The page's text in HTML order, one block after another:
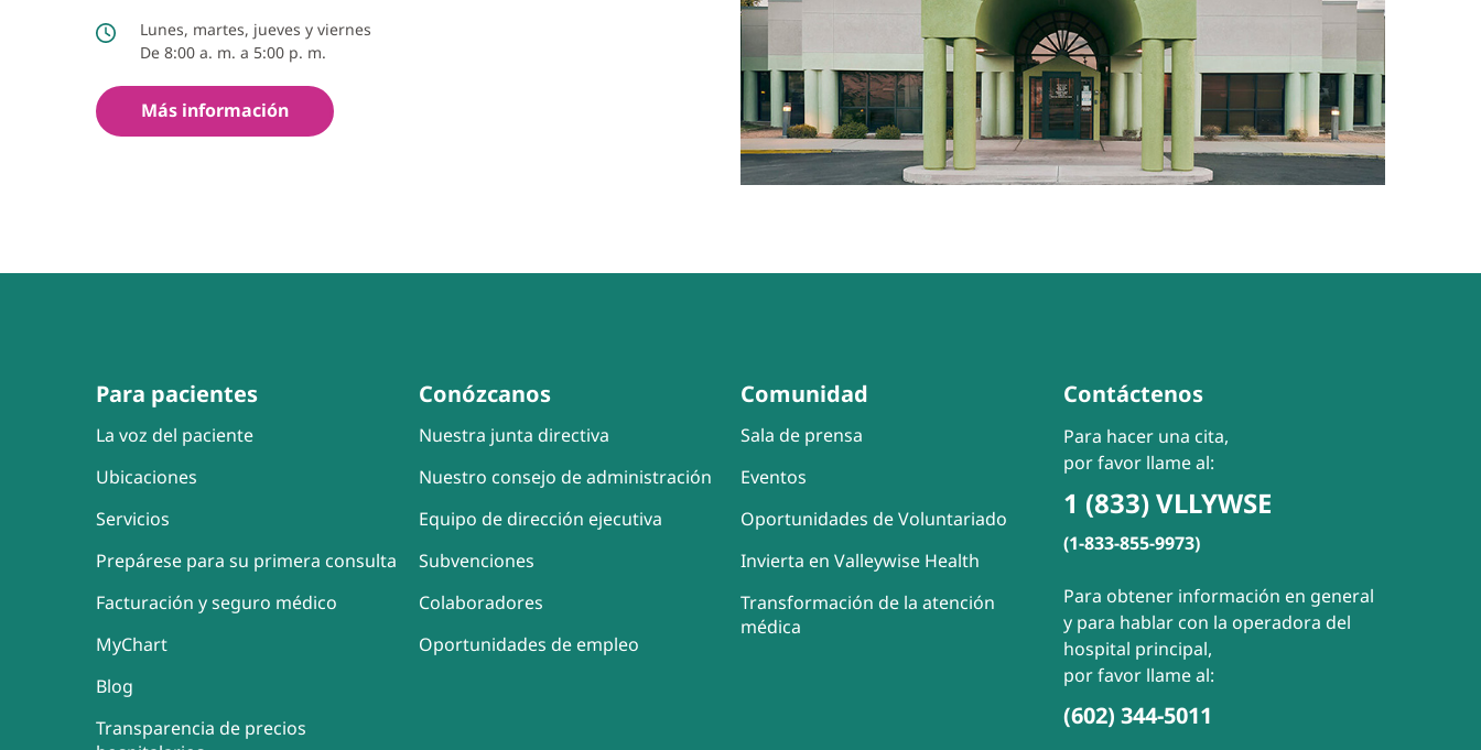
Lunes, martes, jueves y viernes
De 8:00 a. m. a 5:00 p. m.
Más información
Para pacientes
La voz del paciente
Ubicaciones
Servicios
Prepárese para su primera consulta
Facturación y seguro médico
MyChart
Blog
Transparencia de precios
Conózcanos
Nuestra junta directiva
Nuestro consejo de administración
Equipo de dirección ejecutiva
Subvenciones
Colaboradores
Oportunidades de empleo
Comunidad
Sala de prensa
Eventos
Oportunidades de Voluntariado
Invierta en Valleywise Health
Transformación de la atención
médica
Contáctenos
Para hacer una cita,
por favor llame al:
1 (833) VLLYWSE
(1-833-855-9973)
Para obtener información en general
y para hablar con la operadora del
hospital principal,
por favor llame al:
(602) 344-5011